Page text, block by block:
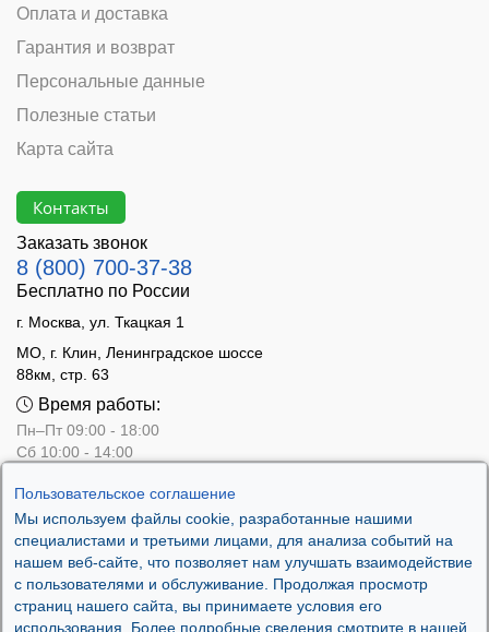
Пользовательское соглашение
Мы используем файлы cookie, разработанные нашими
специалистами и третьими лицами, для анализа событий на
нашем веб-сайте, что позволяет нам улучшать взаимодействие
с пользователями и обслуживание. Продолжая просмотр
страниц нашего сайта, вы принимаете условия его
использования. Более подробные сведения смотрите в нашей
Оплата и доставка
Гарантия и возврат
Персональные данные
Полезные статьи
Карта сайта
Контакты
Заказать звонок
8 (800) 700-37-38
Бесплатно по России
г. Москва, ул. Ткацкая 1
МО, г. Клин, Ленинградское шоссе
88км, стр. 63
Время работы:
Пн–Пт 09:00 - 18:00
Сб 10:00 - 14:00